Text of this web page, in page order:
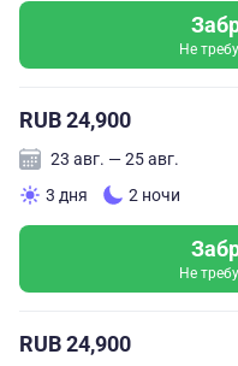
Не
RUB 24,900
23 авг. — 25 авг.
3 дня
2 ночи
Не
RUB 24,900